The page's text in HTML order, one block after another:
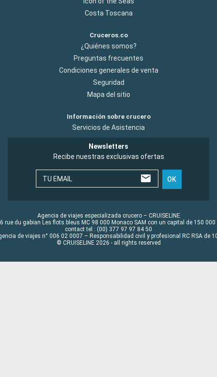
Costa Toscana
Cruceros.co
¿Quiénes somos?
Preguntas frecuentes
Condiciones generales de venta
Seguridad
Mapa del sitio
Información sobre crucero
Servicios de Asistencia
Newsletters
Recibe nuestras exclusivas ofertas
TU EMAIL OK
Agencia de viajes especializada crucero – CRUISELINE
rue du gabian Les flots bleus MC 98 000 Monaco SAM con un capital de 150 000
contact tel : (00) 377 97 97 84 50
de viajes n° 006 02 0007 – Responsabilidad civil y profesional RC RSA de
© CRUISELINE 2026 - all rights reserved